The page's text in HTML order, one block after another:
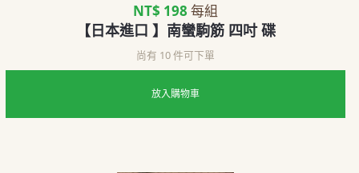
NT$ 198 每組
【日本進口 】南蠻駒筋 四吋 碟
尚有 10 件可下單
放入購物車